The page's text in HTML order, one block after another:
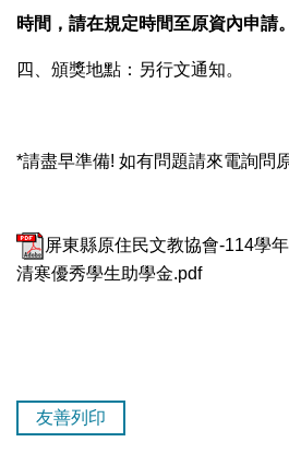
時間，請在規定時間至原資內申請。
四、頒獎地點：另行文通知。
*請盡早準備! 如有問題請來電詢問
屏東縣原住民文教協會-114學
清寒優秀學生助學金.pdf
友善列印